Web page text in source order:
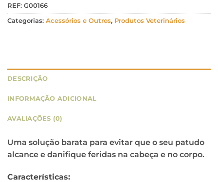
REF: G00166
Categorias: Acessórios e Outros, Produtos Veterinários
DESCRIÇÃO
INFORMAÇÃO ADICIONAL
AVALIAÇÕES (0)
Uma solução barata para evitar que o seu patudo
alcance e danifique feridas na cabeça e no corpo.
Características: